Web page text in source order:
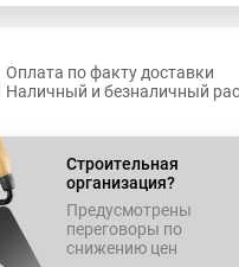
Оплата по факту доставки
Наличный и безналичный
Строительная
организация?
Предусмотрены
переговоры по
снижению цен